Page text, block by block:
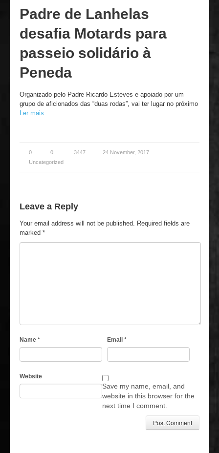
Padre de Lanhelas
desafia Motards para
passeio solidário à
Peneda
Organizado pelo Padre Ricardo Esteves e apoiado por um
grupo de aficionados das “duas rodas”, vai ter lugar no próximo
Ler mais
0 0 3447
24 November, 2017
Uncategorized
Leave a Reply
Your email address will not be published. Required fields are
marked *
Name * Email *
Website
Save my name, email, and
website in this browser for the
next time I comment.